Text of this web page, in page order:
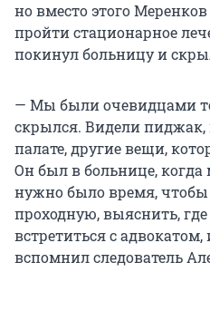
но вместо этого
пройти стационарное
покинул больницу и
— Мы были очевидцами
скрылся. Видели пиджак,
палате, другие вещи,
Он был в больнице,
нужно было время, чтобы
проходную, выяснить,
встретиться с
вспомнил следователь